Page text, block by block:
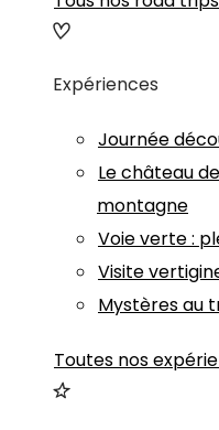
Expériences
Journée
Le château
montagne
Voie verte :
Visite
Mystères au
Toutes nos